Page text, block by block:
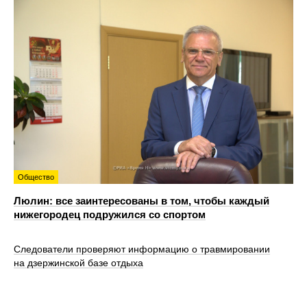
Общество
Люлин: все заинтересованы в том, чтобы каждый
нижегородец подружился со спортом
Следователи проверяют информацию о травмировании
на дзержинской базе отдыха